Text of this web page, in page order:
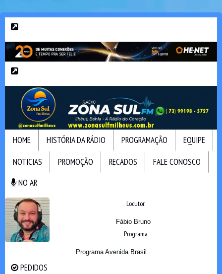
HOME HISTÓRIA DA RÁDIO PROGRAMAÇÃO
EQUIPE
NOTICIAS
PROMOÇÃO RECADOS
FALE CONOSCO
NO AR
Locutor
Fábio Bruno
Programa
Programa Avenida Brasil
PEDIDOS